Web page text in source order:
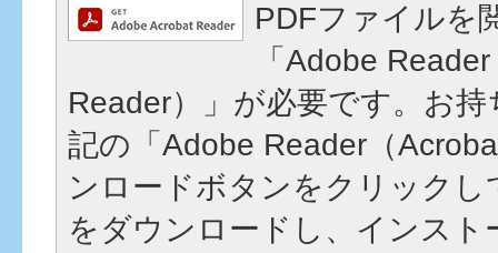
PDFファイルを
「Adobe
Reader）」が必要です。お
記の「Adobe Reader（
ンロードボタンをクリック
をダウンロードし、インスト